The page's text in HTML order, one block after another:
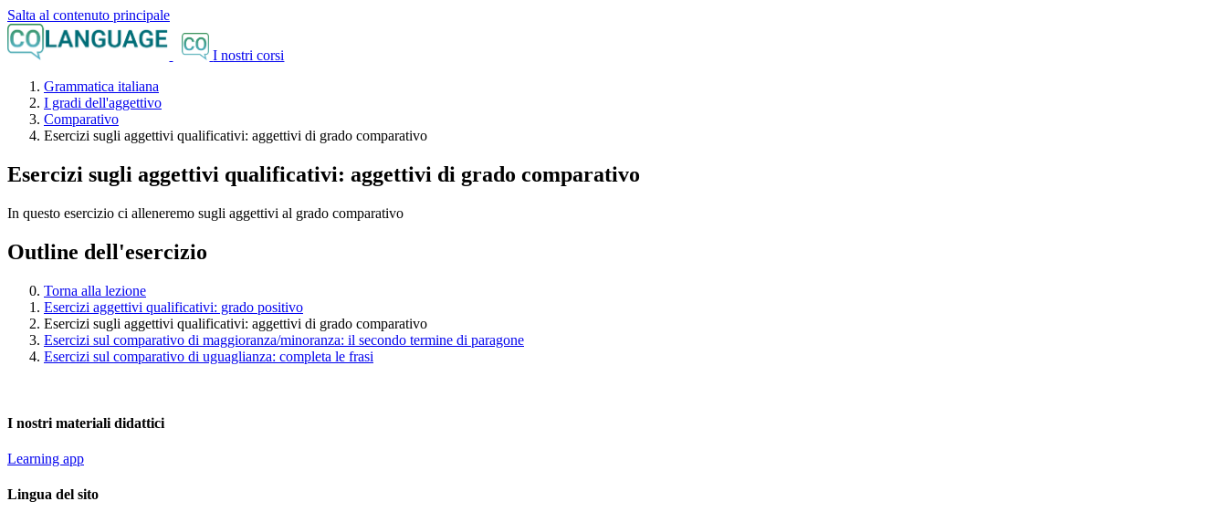
Salta al contenuto principale
I nostri corsi
Grammatica italiana
I gradi dell'aggettivo
Comparativo
Esercizi sugli aggettivi qualificativi: aggettivi di grado comparativo
Esercizi sugli aggettivi qualificativi: aggettivi di grado comparativo
In questo esercizio ci alleneremo sugli aggettivi al grado comparativo
Outline dell'esercizio
Torna alla lezione
Esercizi aggettivi qualificativi: grado positivo
Esercizi sugli aggettivi qualificativi: aggettivi di grado comparativo
Esercizi sul comparativo di maggioranza/minoranza: il secondo termine di paragone
Esercizi sul comparativo di uguaglianza: completa le frasi
I nostri materiali didattici
Learning app
Lingua del sito